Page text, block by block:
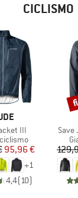
CICLISMO
III
prodotti
Prezzo
Prezzo ridotto
95,96 €
+1
4,4( 10)